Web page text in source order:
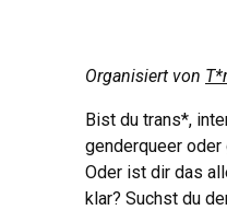
Organisiert von
Bist du trans*,
genderqueer oder
Oder ist dir das
klar? Suchst du